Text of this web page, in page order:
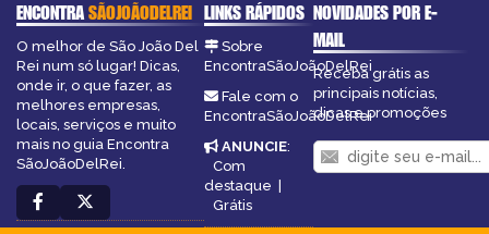
ENCONTRASÃOJOÃODELREI
O melhor de São João Del
Rei num só lugar! Dicas,
onde ir, o que fazer, as
melhores empresas,
locais, serviços e muito
mais no guia Encontra
SãoJoãoDelRei.
LINKS RÁPIDOS
Sobre
EncontraSãoJoãoDelRei
Fale com o
EncontraSãoJoãoDelRei
ANUNCIE:
Com
destaque
Grátis
NOVIDADES POR E-
MAIL
Receba grátis as
principais notícias,
dicas e promoções